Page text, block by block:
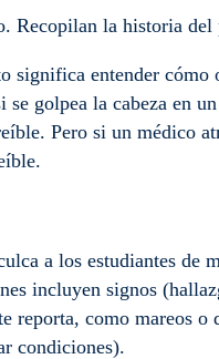
Recopilan la historia
significa entender
se golpea la cabeza en
Pero si un médico
a los estudiantes de
incluyen signos
reporta, como mareos
condiciones).